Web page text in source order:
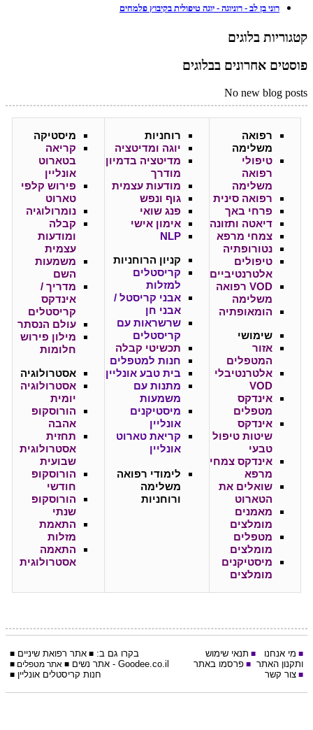
רוני בן לב - רוניוגה - יוגה טיפולית בקיבוץ פלמחים
קטגוריות בלוגים
פוסטים אחרונים בבלוגים
No new blog posts
רפואה
משלימה
טיפולי
רפואה
משלימה
רפואה סינית
פרחי באך
דיאטה ותזונה
צמחי מרפא
נטורופתיה
טיפולים
אלטרנטיביים
VOD רפואה
משלימה
הומאופתיה
שימושי
אזור
המטפלים
אלטרנטיבלי
VOD
אינדקס
מטפלים
אינדקס
שיטות טיפול
טבעי
אינדקס צמחי
מרפא
שואלים את
הטארוט
מאמנים
מומלצים
מטפלים
מומלצים
מיסטיקנים
מומלצים
רוחניות
יוגה ומדיטציה
מדיטציה בדמיון
מודרך
מודעות עצמית
גוף ונפש
פנג שואי
אימון אישי
NLP
קניון הרוחניות
קריסטלים
למזלות
אבני קריסטל /
אבני חן
שרשראות עם
קריסטלים
תכשיטי קבלה
חנות למטפלים
בית טבע אונליין
מתנות עם
משמעות
מיסטיקנים
אונליין
קריאת טארוט
אונליין
לימודי רפואה
משלימה
ורוחניות
מיסטיקה
קריאה
בטארוט
אונליין
פירוש קלפי
טארוט
נומרולוגיה
קבלה
ומודעות
עצמית
משמעות
השם
מדריך /
אינדקס
קריסטלים
עולם הנסתר
מילון פירוש
חלומות
אסטרולוגיה
אסטרולוגיה
יומית
הורוסקופ
אהבה
תחזית
אסטרולוגית
שבועית
הורוסקופ
חודשי
הורוסקופ
שנתי
התאמת
מזלות
התאמה
אסטרולוגית
■ מי אנחנו ■ תנאי שימוש
ותקנון האתר ■ פרסמו באתר
■ צור קשר
בקרו גם ב: ■ אתר רפואת שיניים ■
Goodee.co.il - אתר נשים ■ אתר מטפלים ■
חנות קריסטלים אונליין ■